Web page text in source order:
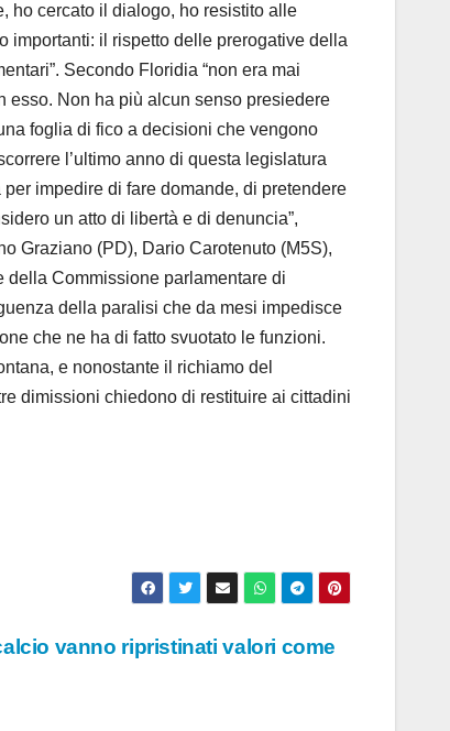
ho cercato il dialogo, ho resistito alle
importanti: il rispetto delle prerogative della
Secondo Floridia “non era mai
esso. Non ha più alcun senso presiedere
foglia di fico a decisioni che vengono
l’ultimo anno di questa legislatura
impedire di fare domande, di pretendere
un atto di libertà e di denuncia”,
Graziano (PD), Dario Carotenuto (M5S),
della Commissione parlamentare di
della paralisi che da mesi impedisce
che ne ha di fatto svuotato le funzioni.
e nonostante il richiamo del
dimissioni chiedono di restituire ai cittadini
vanno ripristinati valori come